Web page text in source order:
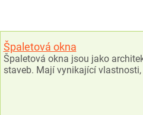
Špaletová okna
Špaletová okna jsou jako
staveb. Mají vynikající